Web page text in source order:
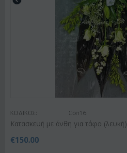
ΚΩΔΙΚΟΣ: Con16
Κατασκευή με άνθη για τάφο (λευκή)
€150.00